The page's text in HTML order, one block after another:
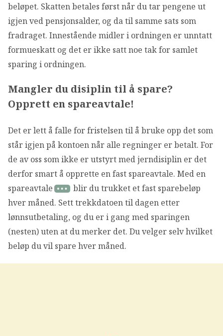
beløpet. Skatten betales først når du tar pengene ut
igjen ved pensjonsalder, og da til samme sats som
fradraget. Innestående midler i ordningen er unntatt
formueskatt og det er ikke satt noe tak for samlet
sparing i ordningen.
Mangler du disiplin til å spare?
Opprett en spareavtale!
Det er lett å falle for fristelsen til å bruke opp det som
står igjen på kontoen når alle regninger er betalt. For
de av oss som ikke er utstyrt med jerndisiplin er det
derfor smart å opprette en fast spareavtale. Med en
spareavtale
blir du trukket et fast sparebeløp
hver måned. Sett trekkdatoen til dagen etter
lønnsutbetaling, og du er i gang med sparingen
(nesten) uten at du merker det. Du velger selv hvilket
beløp du vil spare hver måned.